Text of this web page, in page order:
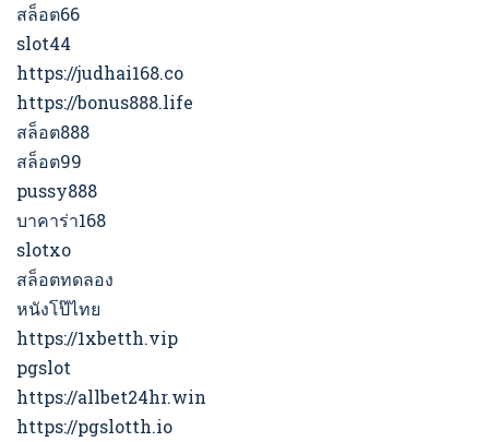
สล็อต66
slot44
https://judhai168.co
https://bonus888.life
สล็อต888
สล็อต99
pussy888
บาคาร่า168
slotxo
สล็อตทดลอง
หนังโป๊ไทย
https://1xbetth.vip
pgslot
https://allbet24hr.win
https://pgslotth.io